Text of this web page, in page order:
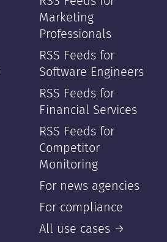
Marketing
Professionals
RSS Feeds for
Software Engineers
RSS Feeds for
Financial Services
RSS Feeds for
Competitor
Monitoring
For news agencies
For compliance
All use cases →